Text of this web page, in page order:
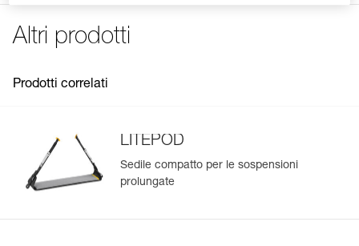
Gestisci e controlla facilmente i tuoi DPI
Altri prodotti
Prodotti correlati
LITEPOD
Sedile compatto per le sospensioni
prolungate